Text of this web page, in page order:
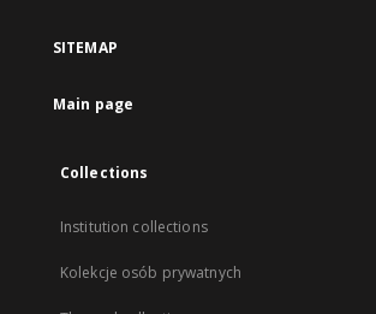
SITEMAP
Main page
Collections
Institution collections
Kolekcje osób prywatnych